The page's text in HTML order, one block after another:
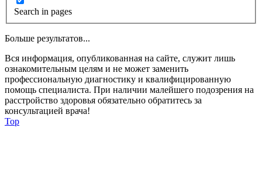
Search in pages
Больше результатов...
Вся информация, опубликованная на сайте, служит лишь
ознакомительным целям и не может заменить
профессиональную диагностику и квалифицированную
помощь специалиста. При наличии малейшего подозрения на
расстройство здоровья обязательно обратитесь за
консультацией врача!
Top